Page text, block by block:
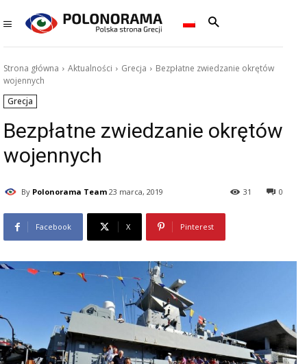
Strona główna Aktualności Grecja
Bezpłatne zwiedzanie okrętów
wojennych
Grecja
Bezpłatne zwiedzanie okrętów
wojennych
By Polonorama Team 23 marca, 2019 0
31
Facebook X Pinterest